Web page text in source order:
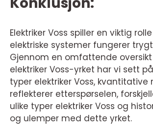
Elektriker Voss spiller en viktig
elektriske systemer fungerer
Gjennom en omfattende
elektriker Voss-yrket har vi sett
typer elektriker Voss, kvantitative
reflekterer etterspørselen,
ulike typer elektriker Voss og
og ulemper med dette yrket.